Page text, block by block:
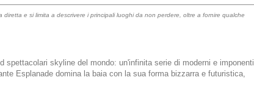
e si limita a descrivere i principali luoghi da non perdere, oltre a fornire qualche
skyline del mondo: un'infinita serie di moderni e imponenti
Esplanade domina la baia con la sua forma bizzarra e futuristica,